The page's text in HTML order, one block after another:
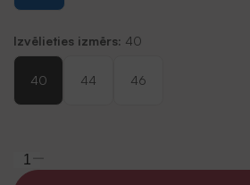
Izvēlieties izmērs: 40
40 44 46